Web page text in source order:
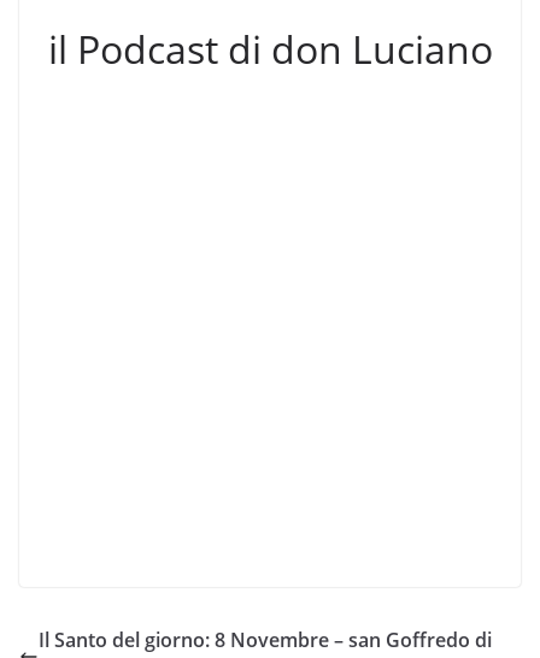
il Podcast di don Luciano
Il Santo del giorno: 8 Novembre – san Goffredo di